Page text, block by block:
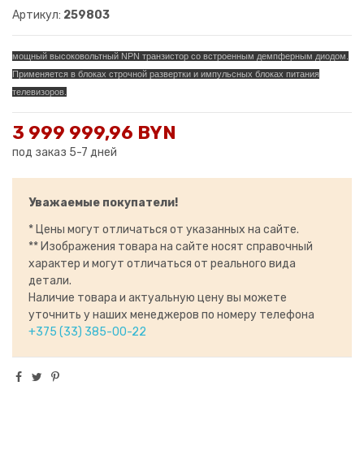
Артикул: 259803
мощный высоковольтный NPN транзистор со встроенным демпферным диодом.
Применяется в блоках строчной развертки и импульсных блоках питания
телевизоров.
3 999 999,96 BYN
под заказ 5-7 дней
Уважаемые покупатели!
* Цены могут отличаться от указанных на сайте.
** Изображения товара на сайте носят справочный
характер и могут отличаться от реального вида
детали.
Наличие товара и актуальную цену вы можете
уточнить у наших менеджеров по номеру телефона
+375 (33) 385-00-22